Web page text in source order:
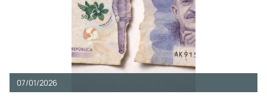
07/01/2026